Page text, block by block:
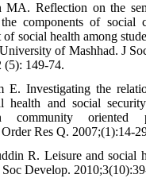
MA. Reflection on the
the components of social
of social health among
University of Mashhad. J
(5): 149-74.
E. Investigating the
health and social
community oriented
Order Res Q. 2007;(1):14-
R. Leisure and social
Soc Develop.